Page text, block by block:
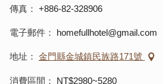
傳真 +886-82-328906
電子郵件 homefullhotel@gmail.com
地址 金門縣金城鎮民族路171號
消費區間 NT$2980~5280